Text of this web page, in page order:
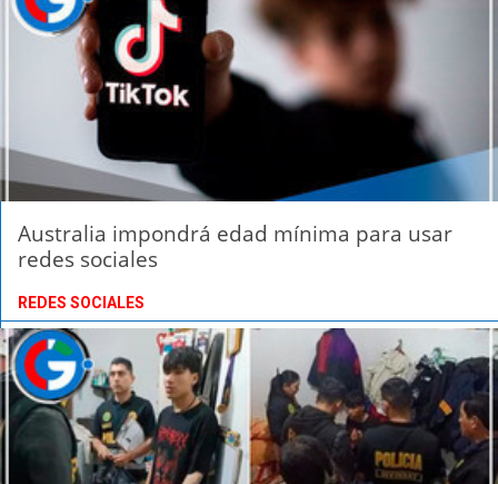
Australia impondrá edad mínima para usar
redes sociales
REDES SOCIALES